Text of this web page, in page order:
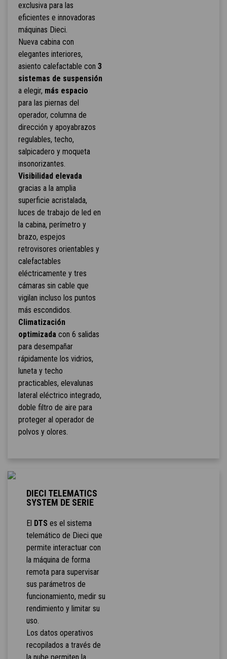
exclusiva para las
eficientes e innovadoras
máquinas Dieci.
Nueva cabina con
elegantes interiores,
asiento calefactable con 3
sistemas de suspensión
a elegir, más espacio
para las piernas del
operador, columna de
dirección y apoyabrazos
regulables, techo,
salpicadero y moqueta
insonorizantes.
Visibilidad elevada
gracias a la amplia
superficie acristalada,
luces de trabajo de led en
la cabina, perímetro y
brazo, espejos
retrovisores orientables y
calefactables
eléctricamente y tres
cámaras sin cable que
vigilan incluso los puntos
más escondidos.
Climatización
optimizada con 6 salidas
para desempañar
rápidamente los vidrios,
luneta y techo
practicables, elevalunas
lateral eléctrico integrado,
doble filtro de aire para
proteger al operador de
polvos y olores.
DIECI TELEMATICS
SYSTEM DE SERIE
El DTS es el sistema
telemático de Dieci que
permite interactuar con
la máquina de forma
remota para supervisar
sus parámetros de
funcionamiento, medir su
rendimiento y limitar su
uso.
Los datos operativos
recopilados a través de